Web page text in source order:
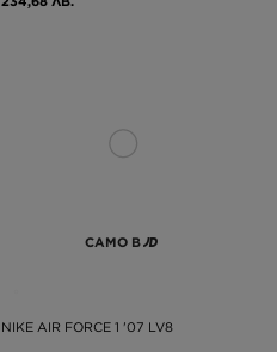
САМО В
NIKE AIR FORCE 1 '07 LV8